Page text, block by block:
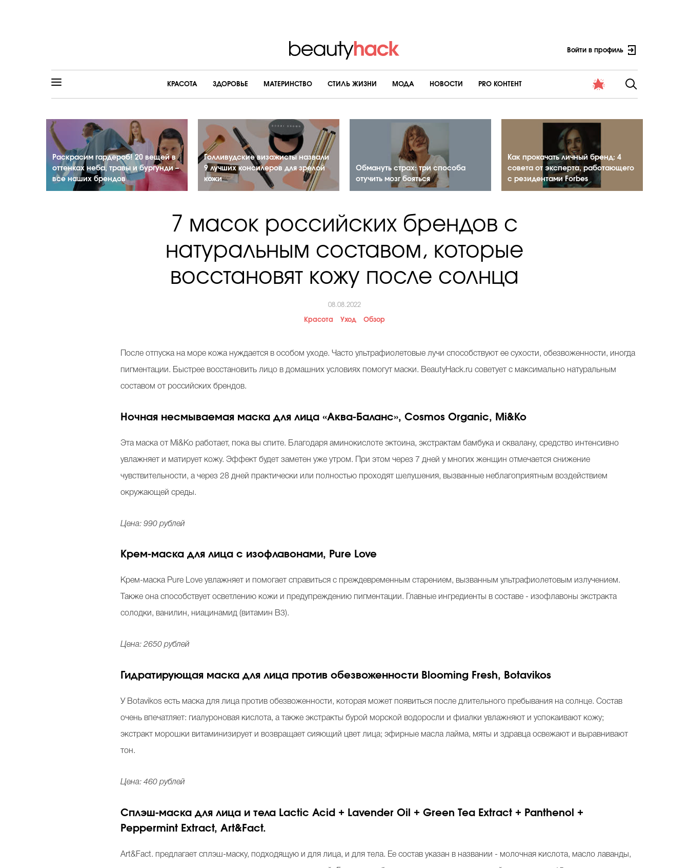
Войти в профиль
КРАСОТА ЗДОРОВЬЕ МАТЕРИНСТВО CТИЛЬ ЖИЗНИ МОДА НОВОСТИ PRO КОНТЕНТ
Раскрасим гардероб! 20 вещей в
оттенках неба, травы и бургунди –
все наших брендов
Голливудские визажисты назвали
9 лучших консилеров для зрелой
кожи
Обмануть страх: три способа
отучить мозг бояться
Как прокачать личный бренд: 4
совета от эксперта, работающего
с резидентами Forbes
7 масок российских брендов с
натуральным составом, которые
восстановят кожу после солнца
08.08.2022
Красота Уход Обзор
После отпуска на море кожа нуждается в особом уходе. Часто ультрафиолетовые лучи способствуют ее сухости, обезвоженности, иногда
пигментации. Быстрее восстановить лицо в домашних условиях помогут маски. BeautyHack.ru советует с максимально натуральным
составом от российских брендов.
Ночная несмываемая маска для лица«Аква-Баланс», Cosmos Organic, Mi&Ko
Эта маска от Mi&Ko работает, пока вы спите. Благодаря аминокислоте эктоина, экстрактам бамбука и сквалану, средство интенсивно
увлажняет и матирует кожу. Эффект будет заметен уже утром. При этом через 7 дней у многих женщин отмечается снижение
чувствительности, а через 28 дней практически или полностью проходят шелушения, вызванные неблагоприятным воздействием
окружающей среды.
Цена: 990 рублей
Крем-маска для лица с изофлавонами, Pure Love
Крем-маска Pure Love увлажняет и помогает справиться с преждевременным старением, вызванным ультрафиолетовым излучением.
Также она способствует осветлению кожи и предупреждению пигментации. Главные ингредиенты в составе - изофлавоны экстракта
солодки, ванилин, ниацинамид (витамин В3).
Цена: 2650 рублей
Гидратирующая маска для лица против обезвоженности Blooming Fresh, Botavikos
У Botavikos есть маска для лица против обезвоженности, которая может появиться после длительного пребывания на солнце. Состав
очень впечатляет: гиалуроновая кислота, а также экстракты бурой морской водоросли и фиалки увлажняют и успокаивают кожу;
экстракт морошки витаминизирует и возвращает сияющий цвет лица; эфирные масла лайма, мяты и здравца освежают и выравнивают
тон.
Цена: 460 рублей
Сплэш-маска для лица и тела Lactic Acid + Lavender Oil + Green Tea Extract + Panthenol +
Peppermint Extract, Art&Fact.
Art&Fact. предлагает сплэш-маску, подходящую и для лица, и для тела. Ее состав указан в названии - молочная кислота, масло лаванды,